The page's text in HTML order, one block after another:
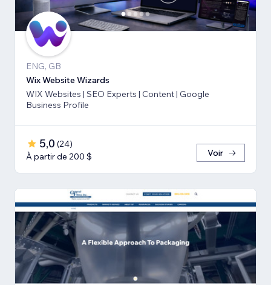
ENG, GB
Wix Website Wizards
WIX Websites | SEO Experts | Content | Google
Business Profile
5,0 (24)
À partir de 200 $
Voir